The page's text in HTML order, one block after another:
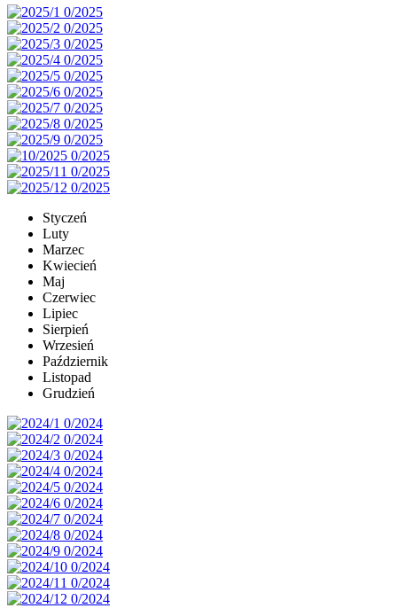
Styczeń
Luty
Marzec
Kwiecień
Maj
Czerwiec
Lipiec
Sierpień
Wrzesień
Październik
Listopad
Grudzień